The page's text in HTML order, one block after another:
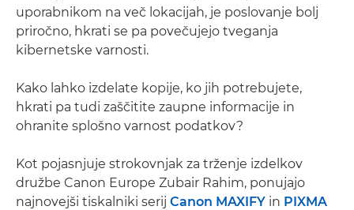
uporabnikom na več lokacijah, je poslovanje bolj
priročno, hkrati se pa povečujejo tveganja
kibernetske varnosti.
Kako lahko izdelate kopije, ko jih potrebujete,
hkrati pa tudi zaščitite zaupne informacije in
ohranite splošno varnost podatkov?
Kot pojasnjuje strokovnjak za trženje izdelkov
družbe Canon Europe Zubair Rahim, ponujajo
najnovejši tiskalniki serij Canon MAXIFY in PIXMA